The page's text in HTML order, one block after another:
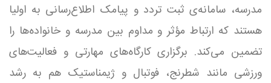
مدرسه، سامانه‌ی ثبت تردد و پیامک اطلاع‌رسانی به اولیا
هستند که ارتباط مؤثر و مداوم بین مدرسه و خانواده‌ها را
تضمین می‌کند. برگزاری کارگاه‌های مهارتی و فعالیت‌های
ورزشی مانند شطرنج، فوتبال و ژیمناستیک هم به رشد